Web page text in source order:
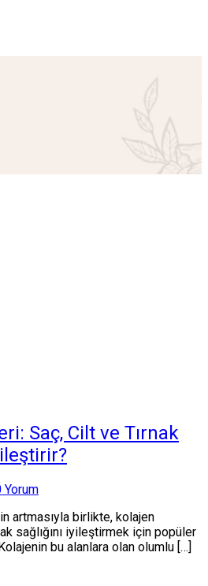
Saç, Cilt ve Tırnak
Yorum
artmasıyla birlikte, kolajen
sağlığını iyileştirmek için popüler
bu alanlara olan olumlu […]